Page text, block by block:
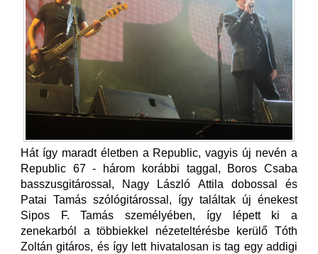
Hát így maradt életben a Republic, vagyis új nevén a
Republic 67 - három korábbi taggal, Boros Csaba
basszusgitárossal, Nagy László Attila dobossal és
Patai Tamás szólógitárossal, így találtak új énekest
Sipos F. Tamás személyében, így lépett ki a
zenekarból a többiekkel nézeteltérésbe kerülő Tóth
Zoltán gitáros, és így lett hivatalosan is tag egy addigi